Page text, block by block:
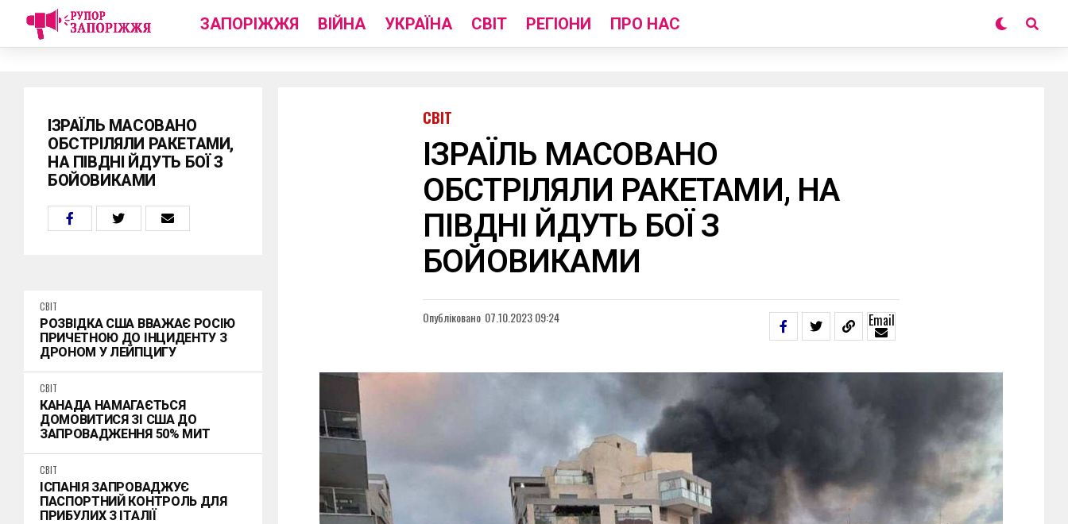
ЗАПОРІЖЖЯ ВІЙНА УКРАЇНА СВІТ РЕГІОНИ ПРО НАС
ІЗРАЇЛЬ МАСОВАНО
ОБСТРІЛЯЛИ РАКЕТАМИ,
НА ПІВДНІ ЙДУТЬ БОЇ З
БОЙОВИКАМИ
СВІТ
РОЗВІДКА США ВВАЖАЄ РОСІЮ
ПРИЧЕТНОЮ ДО ІНЦИДЕНТУ З
ДРОНОМ У ЛЕЙПЦИГУ
СВІТ
КАНАДА НАМАГАЄТЬСЯ
ДОМОВИТИСЯ ЗІ США ДО
ЗАПРОВАДЖЕННЯ 50% МИТ
СВІТ
ІСПАНІЯ ЗАПРОВАДЖУЄ
ПАСПОРТНИЙ КОНТРОЛЬ ДЛЯ
ПРИБУЛИХ З ІТАЛІЇ
СВІТ
ІЗРАЇЛЬ МАСОВАНО
ОБСТРІЛЯЛИ РАКЕТАМИ, НА
ПІВДНІ ЙДУТЬ БОЇ З
БОЙОВИКАМИ
Опубліковано 07.10.2023 09:24 Email